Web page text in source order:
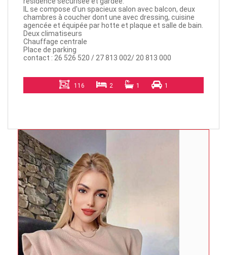
IL se compose d'un spacieux salon avec balcon, deux
chambres à coucher dont une avec dressing, cuisine
agencée et équipée par hotte et plaque et salle de bain.
Deux climatiseurs
Chauffage centrale
Place de parking
contact : 26 526 520 / 27 813 002/ 20 813 000
116 2 1 1